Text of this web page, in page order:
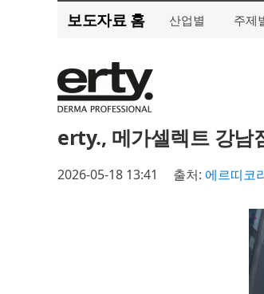
보도자료 홈 산업별 주제
erty., 메가셀렉트 강남
2026-05-18 13:41 출처: 에르띠코